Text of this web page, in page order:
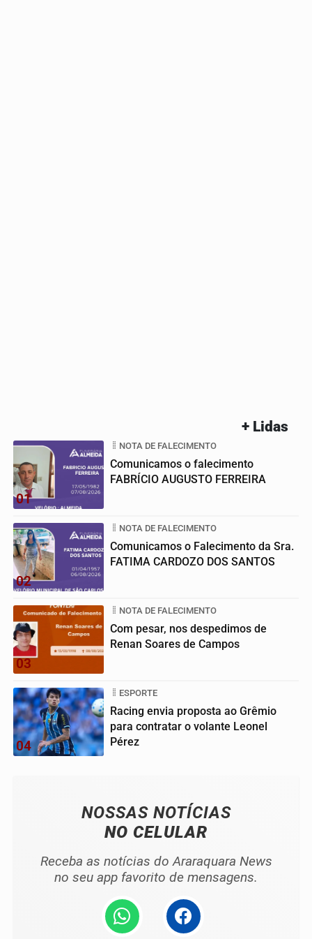
+ Lidas
01
NOTA DE FALECIMENTO
Comunicamos o falecimento
FABRÍCIO AUGUSTO FERREIRA
02
NOTA DE FALECIMENTO
Comunicamos o Falecimento da Sra.
FATIMA CARDOZO DOS SANTOS
03
NOTA DE FALECIMENTO
Com pesar, nos despedimos de
Renan Soares de Campos
04
ESPORTE
Racing envia proposta ao Grêmio
para contratar o volante Leonel
Pérez
NOSSAS NOTÍCIAS
NO CELULAR
Receba as notícias do Araraquara News
no seu app favorito de mensagens.